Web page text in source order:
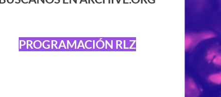
PROGRAMACIÓN RLZ